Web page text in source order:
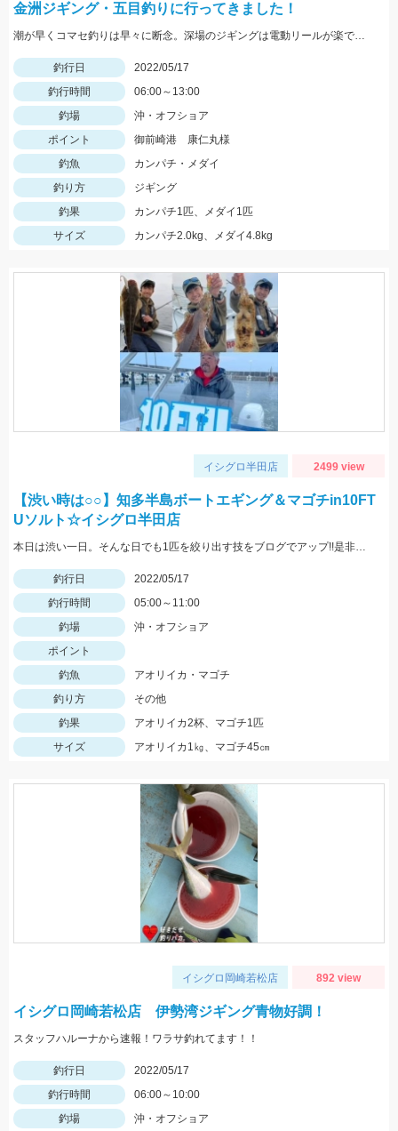
金洲ジギング・五目釣りに行ってきました！
潮が早くコマセ釣りは早々に断念。深場のジギングは電動リールが楽でした。
釣行日
2022/05/17
釣行時間
06:00～13:00
釣場
沖・オフショア
ポイント
御前崎港 康仁丸様
釣魚
カンパチ・メダイ
釣り方
ジギング
釣果
カンパチ1匹、メダイ1匹
サイズ
カンパチ2.0kg、メダイ4.8kg
イシグロ半田店 2499 view
【渋い時は○○】知多半島ボートエギング＆マゴチin10FT
Uソルト☆イシグロ半田店
本日は渋い一日。そんな日でも1匹を絞り出す技をブログでアップ!!是非ご覧ください。
釣行日
2022/05/17
釣行時間
05:00～11:00
釣場
沖・オフショア
ポイント
釣魚
アオリイカ・マゴチ
釣り方
その他
釣果
アオリイカ2杯、マゴチ1匹
サイズ
アオリイカ1㎏、マゴチ45㎝
イシグロ岡崎若松店 892 view
イシグロ岡崎若松店 伊勢湾ジギング青物好調！
スタッフハルーナから速報！ワラサ釣れてます！！
釣行日
2022/05/17
釣行時間
06:00～10:00
釣場
沖・オフショア